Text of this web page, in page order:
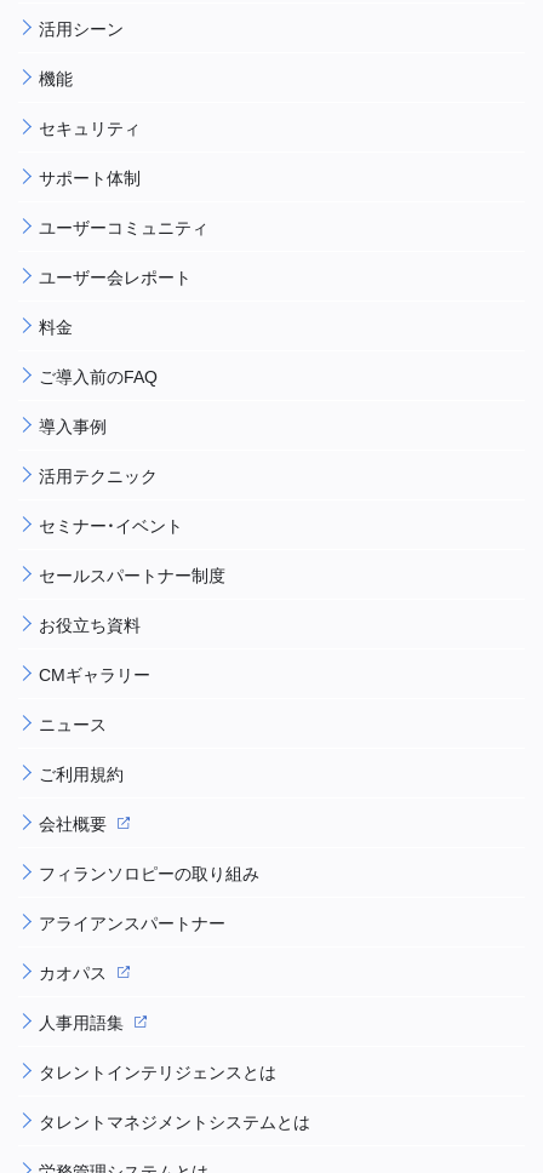
活用シーン
機能
セキュリティ
サポート体制
ユーザーコミュニティ
ユーザー会レポート
料金
ご導入前のFAQ
導入事例
活用テクニック
セミナー・イベント
セールスパートナー制度
お役立ち資料
CMギャラリー
ニュース
ご利用規約
会社概要
フィランソロピーの取り組み
アライアンスパートナー
カオパス
人事用語集
タレントインテリジェンスとは
タレントマネジメントシステムとは